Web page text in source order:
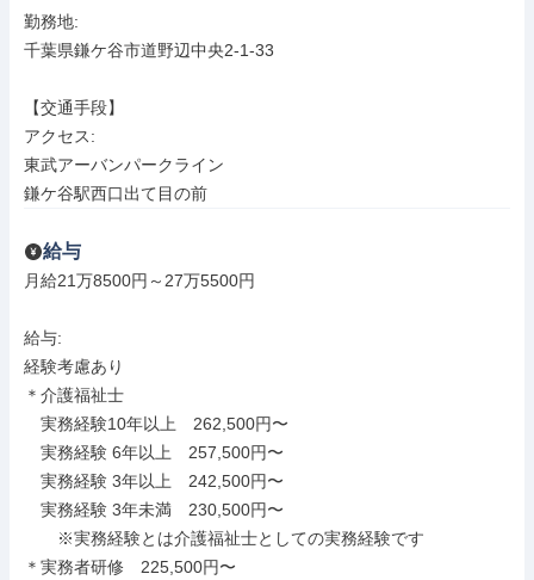
勤務地:
千葉県鎌ケ谷市道野辺中央2-1-33
【交通手段】
アクセス:
東武アーバンパークライン
鎌ケ谷駅西口出て目の前
給与
月給21万8500円～27万5500円
給与:
経験考慮あり
＊介護福祉士
実務経験10年以上　262,500円〜
実務経験 6年以上　257,500円〜
実務経験 3年以上　242,500円〜
実務経験 3年未満　230,500円〜
※実務経験とは介護福祉士としての実務経験です
＊実務者研修　225,500円〜